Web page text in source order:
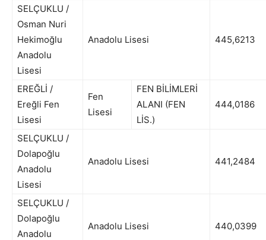
SELÇUKLU /
Osman Nuri
Hekimoğlu
Anadolu
Lisesi
Anadolu Lisesi 445,6213
EREĞLİ /
Ereğli Fen
Lisesi
Fen
Lisesi
FEN BİLİMLERİ
ALANI (FEN
LİS.)
444,0186
SELÇUKLU /
Dolapoğlu
Anadolu
Lisesi
Anadolu Lisesi 441,2484
SELÇUKLU /
Dolapoğlu
Anadolu
Anadolu Lisesi 440,0399